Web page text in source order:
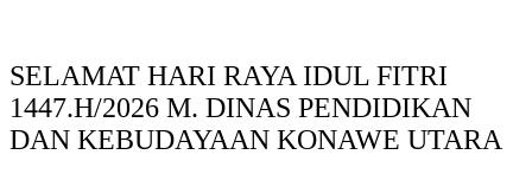
SELAMAT HARI RAYA IDUL FITRI
1447.H/2026 M. DINAS PENDIDIKAN
DAN KEBUDAYAAN KONAWE UTARA